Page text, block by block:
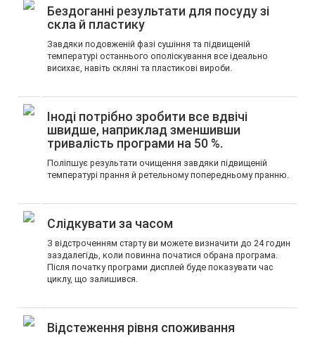
Бездоганні результати для посуду зі
скла й пластику
Завдяки подовженій фазі сушіння та підвищеній
температурі останнього ополіскування все ідеально
висихає, навіть скляні та пластикові вироби.
Іноді потрібно зробити все вдвічі
швидше, наприклад зменшивши
тривалість програми на 50 %.
Поліпшує результати очищення завдяки підвищеній
температурі прання й ретельному попередньому пранню.
Слідкувати за часом
З відстроченням старту ви можете визначити до 24 годин
заздалегідь, коли повинна початися обрана програма.
Після початку програми дисплей буде показувати час
циклу, що залишився.
Відстеження рівня споживання